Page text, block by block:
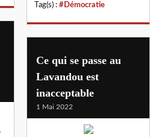
Tag(s) : #Démocratie
Ce qui se passe au
Lavandou est
inacceptable
1 Mai 2022